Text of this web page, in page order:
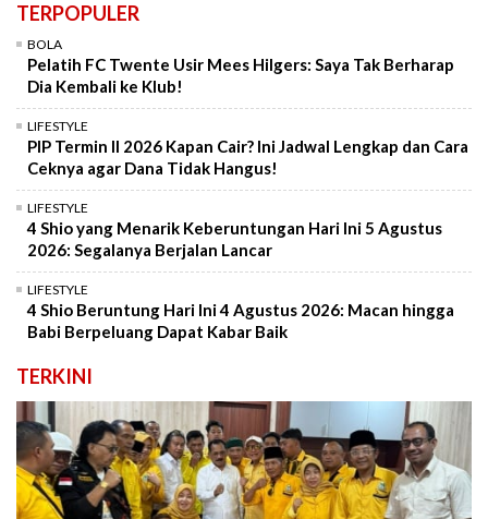
TERPOPULER
BOLA
Pelatih FC Twente Usir Mees Hilgers: Saya Tak Berharap
Dia Kembali ke Klub!
LIFESTYLE
PIP Termin II 2026 Kapan Cair? Ini Jadwal Lengkap dan Cara
Ceknya agar Dana Tidak Hangus!
LIFESTYLE
4 Shio yang Menarik Keberuntungan Hari Ini 5 Agustus
2026: Segalanya Berjalan Lancar
LIFESTYLE
4 Shio Beruntung Hari Ini 4 Agustus 2026: Macan hingga
Babi Berpeluang Dapat Kabar Baik
TERKINI